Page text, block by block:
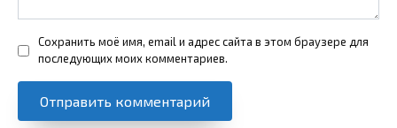
Сохранить моё имя, email и адрес сайта в этом браузере для
последующих моих комментариев.